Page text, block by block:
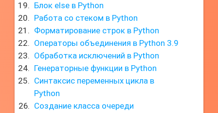
Блок else в Python
Работа со стеком в Python
Форматирование строк в Python
Операторы объединения в Python 3.9
Обработка исключений в Python
Генераторные функции в Python
Синтаксис переменных цикла в
Python
Создание класса очереди